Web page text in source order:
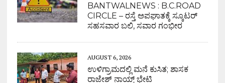
BANTWALNEWS : B.C.ROAD
CIRCLE – ರಸ್ತೆ ಅಪಘಾತಕ್ಕೆ ಸ್ಕೂಟರ್
ಸಹಸವಾರ ಬಲಿ, ಸವಾರ ಗಂಭೀರ
AUGUST 6, 2026
ಉಳಿಗ್ರಾಮದಲ್ಲಿ ಮನೆ ಕುಸಿತ; ಶಾಸಕ
ರಾಜೇಶ್ ನಾಯ್ಕ್ ಭೇಟಿ